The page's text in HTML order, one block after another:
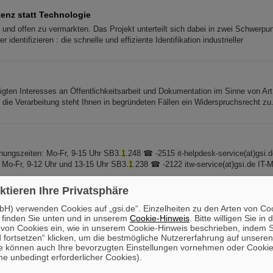
statt Technologie
offen zu vermarkten. Das Projekt unterteilt sich dabei in zwei
identifizieren : die schnelle und effiziente Identifikation industrieller
Interesses an Öffentlichkeitsarbeit und Dokumentation im Sinne von
die Verarbeitung steht Ihnen in begründeten Fällen ein Widerspruchsrecht
Mo-Fr, 9-15 Uhr SB3.1.248 ☎ -2515 it-helpdesk-
Fr, 9-12 Uhr und 13-15 Uhr SB3.1.238 ☎ -2122 itw-service(at)gsi.de IT-
und Unterhaltungsprogramm genießen können. Anfahrt & Parken GSI und
Bitte reisen Sie möglichst mit dem Fahrrad oder öffentlichen
Ihre Privatsphäre
verwenden Cookies auf „gsi.de“. Einzelheiten zu den Arten von
Sie unten und in unserem Cookie-Hinweis . Bitte willigen Sie in
Cookies ein, wie in unserem Cookie-Hinweis beschrieben, indem
fortsetzen“ klicken, um die bestmögliche Nutzererfahrung auf
können auch Ihre bevorzugten Einstellungen vornehmen oder
unbedingt erforderlicher Cookies).